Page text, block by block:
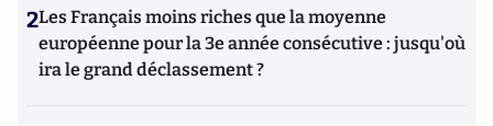
2Les Français moins riches que la moyenne
européenne pour la 3e année consécutive : jusqu'où
ira le grand déclassement ?